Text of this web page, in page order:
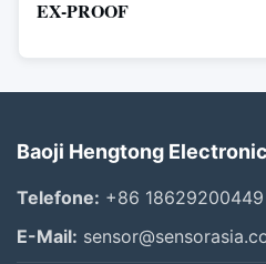
EX-PROOF
Baoji Hengtong
Telefone: +86 18629200449
E-Mail: